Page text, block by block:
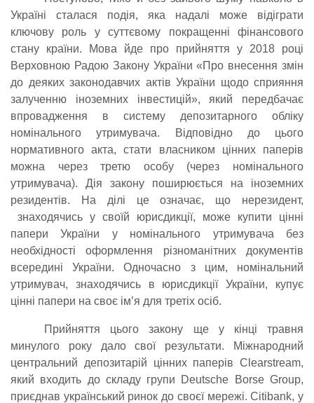
Україні сталася подія, яка надалі може відіграти
ключову роль у суттєвому покращенні фінансового
стану країни. Мова йде про прийняття у 2018 році
Верховною Радою Закону України «Про внесення змін
до деяких законодавчих актів України щодо сприяння
залученню іноземних інвестицій», який передбачає
впровадження в систему депозитарного обліку
номінального утримувача. Відповідно до цього
нормативного акта, стати власником цінних паперів
можна через третю особу (через номінального
утримувача). Дія закону поширюється на іноземних
резидентів. На ділі це означає, що нерезидент,
знаходячись у своїй юрисдикції, може купити цінні
папери України у номінального утримувача без
необхідності оформлення різноманітних документів
всередині України. Одночасно з цим, номінальний
утримувач, знаходячись в юрисдикції України, купує
цінні папери на своє ім’я для третіх осіб.
Прийняття цього закону ще у кінці травня
минулого року дало свої результати. Міжнародний
центральний депозитарій цінних паперів Clearstream,
який входить до складу групи Deutsche Borse Group,
приєднав український ринок до своєї мережі. Citibank, у